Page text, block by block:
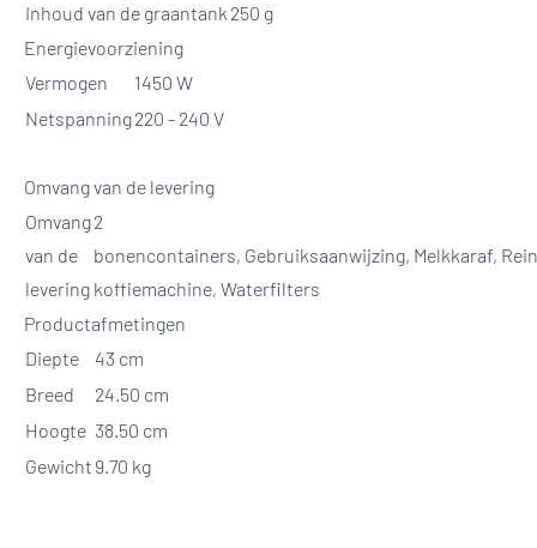
Inhoud van de graantank 250 g
Energievoorziening
Vermogen
1450 W
Netspanning220 - 240 V
Omvang van de levering
Omvang
van de
levering
2
bonencontainers, Gebruiksaanwijzing, Melkkaraf,
koffiemachine, Waterfilters
Productafmetingen
Diepte
43 cm
Breed
24.50 cm
Hoogte 38.50 cm
Gewicht 9.70 kg